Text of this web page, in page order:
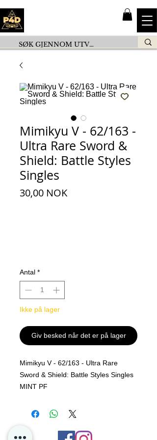
Mimikyu V - 62/163 -
Ultra Rare Sword &
Shield: Battle Styles
Singles
30,00 NOKPris
Antal *
Ikke på lager
Giv besked når det er på lager
Mimikyu V - 62/163 - Ultra Rare
Sword & Shield: Battle Styles Singles
MINT PF
Alle kjøp er Final og er ingen retur
Dette er for å sikre oss at kortet sendt